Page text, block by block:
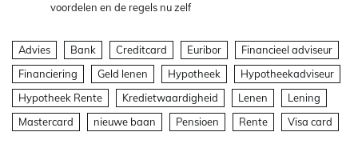
voordelen en de regels nu zelf
Advies Bank Creditcard Euribor
Financieel adviseur
Financiering
Geld lenen Hypotheek
Hypotheekadviseur
Hypotheek Rente
Kredietwaardigheid Lenen
Lening
Mastercard
nieuwe baan Pensioen Rente Visa card